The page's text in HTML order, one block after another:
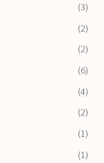
(3)
(2)
(2)
(6)
(4)
(2)
(1)
(1)